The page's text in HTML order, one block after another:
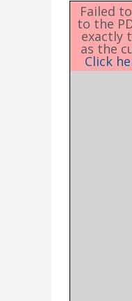
Failed
to the
exactly
as the
Click